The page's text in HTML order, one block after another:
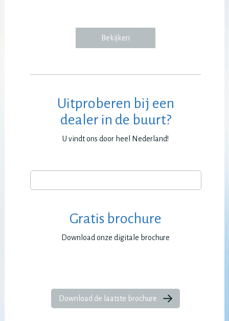
Bekijken
Uitproberen bij een
dealer in de buurt?
U vindt ons door heel Nederland!
Gratis brochure
Download onze digitale brochure
Download de laatste brochure